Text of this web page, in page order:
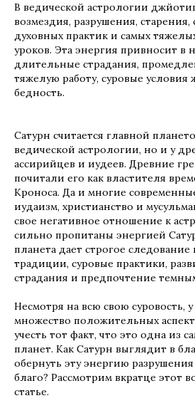
В ведической астрологии
возмездия, разрушения, старения,
духовных практик и самых
уроков. Эта энергия привносит в
длительные страдания,
тяжелую работу, суровые
бедность.
Сатурн считается главной
ведической астрологии, но и у
ассирийцев и иудеев. Древние
почитали его как властителя
Кроноса. Да и многие
иудаизм, христианство и
свое негативное отношение к
сильно пропитаны энергией
планета дает строгое
традиции, суровые практики,
страдания и предпочтение
Несмотря на всю свою суровость, у
множество положительных
учесть тот факт, что это одна из
планет. Как Сатурн выглядит в
обернуть эту энергию
благо? Рассмотрим вкратце этот
статье.